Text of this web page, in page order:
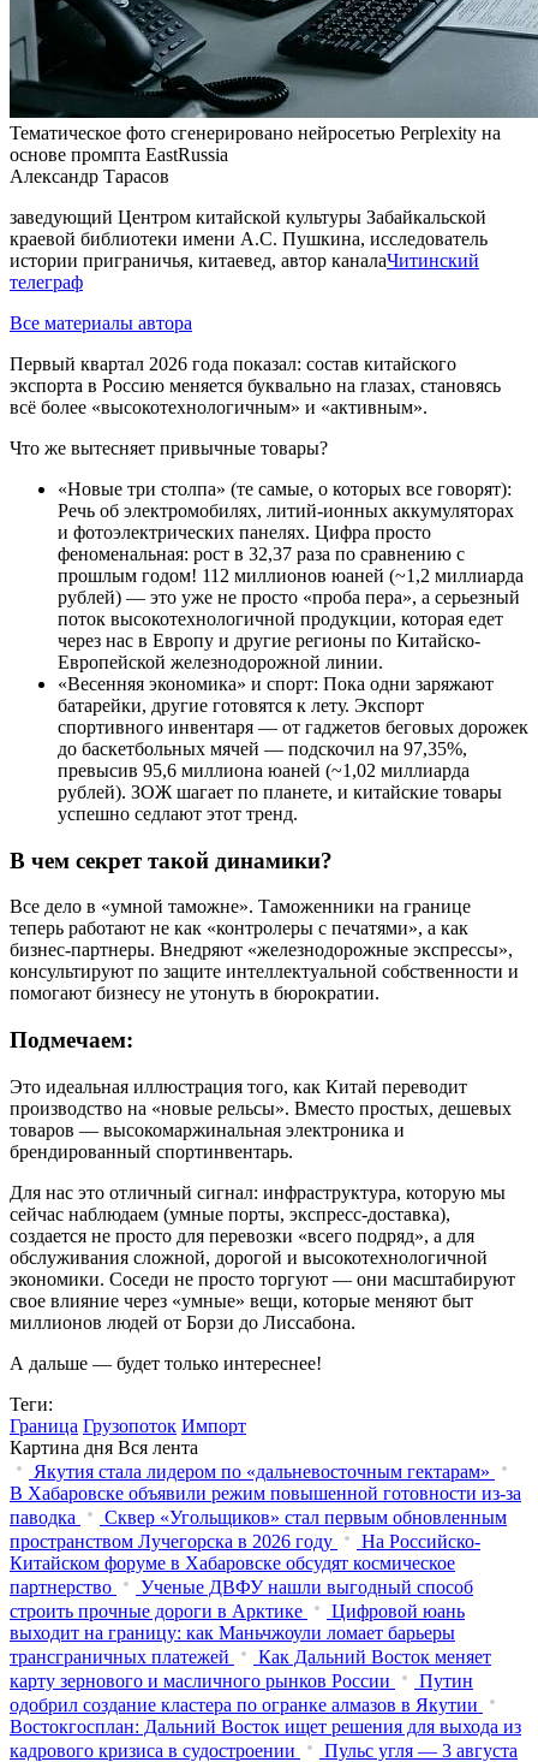
Тематическое фото сгенерировано нейросетью Perplexity на
основе промпта EastRussia
Александр Тарасов
заведующий Центром китайской культуры Забайкальской
краевой библиотеки имени А.С. Пушкина, исследователь
истории приграничья, китаевед, автор каналаЧитинский
телеграф
Все материалы автора
Первый квартал 2026 года показал: состав китайского
экспорта в Россию меняется буквально на глазах, становясь
всё более «высокотехнологичным» и «активным».
Что же вытесняет привычные товары?
«Новые три столпа» (те самые, о которых все говорят):
Речь об электромобилях, литий-ионных аккумуляторах
и фотоэлектрических панелях. Цифра просто
феноменальная: рост в 32,37 раза по сравнению с
прошлым годом! 112 миллионов юаней (~1,2 миллиарда
рублей) — это уже не просто «проба пера», а серьезный
поток высокотехнологичной продукции, которая едет
через нас в Европу и другие регионы по Китайско-
Европейской железнодорожной линии.
«Весенняя экономика» и спорт: Пока одни заряжают
батарейки, другие готовятся к лету. Экспорт
спортивного инвентаря — от гаджетов беговых дорожек
до баскетбольных мячей — подскочил на 97,35%,
превысив 95,6 миллиона юаней (~1,02 миллиарда
рублей). ЗОЖ шагает по планете, и китайские товары
успешно седлают этот тренд.
В чем секрет такой динамики?
Все дело в «умной таможне». Таможенники на границе
теперь работают не как «контролеры с печатями», а как
бизнес-партнеры. Внедряют «железнодорожные экспрессы»,
консультируют по защите интеллектуальной собственности и
помогают бизнесу не утонуть в бюрократии.
Подмечаем:
Это идеальная иллюстрация того, как Китай переводит
производство на «новые рельсы». Вместо простых, дешевых
товаров — высокомаржинальная электроника и
брендированный спортинвентарь.
Для нас это отличный сигнал: инфраструктура, которую мы
сейчас наблюдаем (умные порты, экспресс-доставка),
создается не просто для перевозки «всего подряд», а для
обслуживания сложной, дорогой и высокотехнологичной
экономики. Соседи не просто торгуют — они масштабируют
свое влияние через «умные» вещи, которые меняют быт
миллионов людей от Борзи до Лиссабона.
А дальше — будет только интереснее!
Теги:
Граница Грузопоток Импорт
Картина дня Вся лента
Якутия стала лидером по «дальневосточным гектарам»
В Хабаровске объявили режим повышенной готовности из‑за
паводка
Сквер «Угольщиков» стал первым обновленным
пространством Лучегорска в 2026 году
На Российско-
Китайском форуме в Хабаровске обсудят космическое
партнерство
Ученые ДВФУ нашли выгодный способ
строить прочные дороги в Арктике
Цифровой юань
выходит на границу: как Маньчжоули ломает барьеры
трансграничных платежей
Как Дальний Восток меняет
карту зернового и масличного рынков России
Путин
одобрил создание кластера по огранке алмазов в Якутии
Востокгосплан: Дальний Восток ищет решения для выхода из
кадрового кризиса в судостроении
Пульс угля — 3 августа